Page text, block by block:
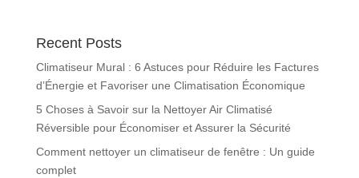
Recent Posts
Climatiseur Mural : 6 Astuces pour Réduire les Factures
d’Énergie et Favoriser une Climatisation Économique
5 Choses à Savoir sur la Nettoyer Air Climatisé
Réversible pour Économiser et Assurer la Sécurité
Comment nettoyer un climatiseur de fenêtre : Un guide
complet